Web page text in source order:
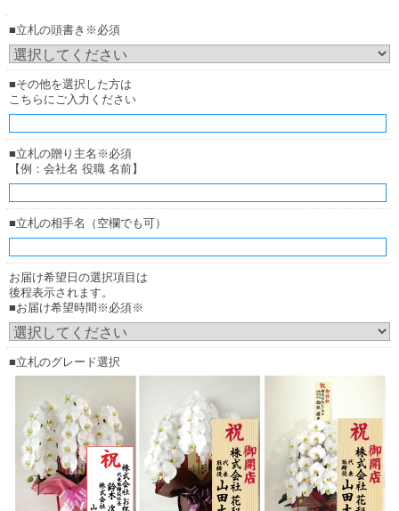
（正面からみたイメージ）
（横からみたイメージ）
木調ボード
お花の下（花の中）に立ててご用意致します。
（正面からみたイメージ）
（横からみたイメージ）
お花の上に立てる木彫ボード
商品によってお選びいただけない場合がございます。
■立札の頭書き※必須
■その他を選択した方は
こちらにご入力ください
■立札の贈り主名※必須
【例：会社名 役職 名前】
■立札の相手名（空欄でも可）
お届け希望日の選択項目は
後程表示されます。
■お届け希望時間※必須※
■立札のグレード選択